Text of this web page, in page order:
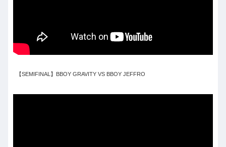
【SEMIFINAL】BBOY GRAVITY VS BBOY JEFFRO